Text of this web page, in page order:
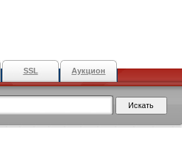
SSL Аукцион